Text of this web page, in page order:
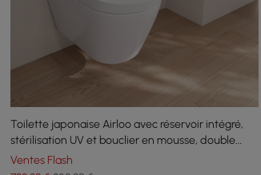
Toilette japonaise Airloo avec réservoir intégré,
stérilisation UV et bouclier en mousse, double
chasse 4,2/6,1 L
Ventes Flash